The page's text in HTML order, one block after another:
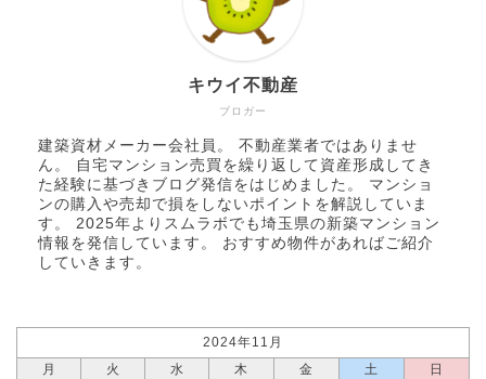
ブロガー
キウイ不動産
建築資材メーカー会社員。 不動産業者ではありませ
ん。 自宅マンション売買を繰り返して資産形成してき
た経験に基づきブログ発信をはじめました。 マンショ
ンの購入や売却で損をしないポイントを解説していま
す。 2025年より スムラボ でも埼玉県の新築マンション
情報を発信しています。 おすすめ物件があればご紹介
していきます。
2024年11月
月
火 水 木 金 土
日